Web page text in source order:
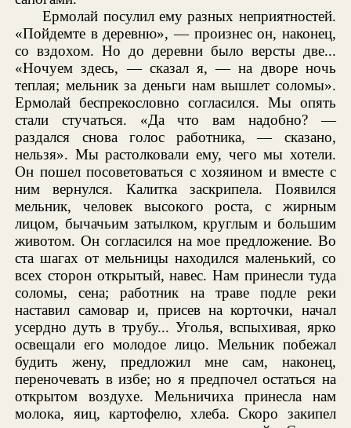
Ермолай посулил ему разных неприятностей.
«Пойдемте в деревню», — произнес он, наконец,
со вздохом. Но до деревни было версты две...
«Ночуем здесь, — сказал я, — на дворе ночь
теплая; мельник за деньги нам вышлет соломы».
Ермолай беспрекословно согласился. Мы опять
стали стучаться. «Да что вам надобно? —
раздался снова голос работника, — сказано,
нельзя». Мы растолковали ему, чего мы хотели.
Он пошел посоветоваться с хозяином и вместе с
ним вернулся. Калитка заскрипела. Появился
мельник, человек высокого роста, с жирным
лицом, бычачьим затылком, круглым и большим
животом. Он согласился на мое предложение. Во
ста шагах от мельницы находился маленький, со
всех сторон открытый, навес. Нам принесли туда
соломы, сена; работник на траве подле реки
наставил самовар и, присев на корточки, начал
усердно дуть в трубу... Уголья, вспыхивая, ярко
освещали его молодое лицо. Мельник побежал
будить жену, предложил мне сам, наконец,
переночевать в избе; но я предпочел остаться на
открытом воздухе. Мельничиха принесла нам
молока, яиц, картофелю, хлеба. Скоро закипел